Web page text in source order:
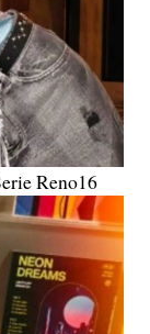
Reno16